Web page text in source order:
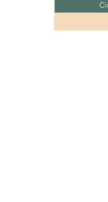
gran variedad de
y gafetes editables